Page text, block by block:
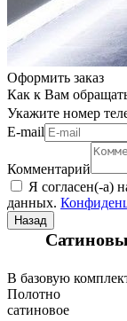
Оформить заказ
Как к Вам
Укажите номер
Е-mail
Комментарий
Я согласен(-а)
данных.
Назад
В базовую
Полотно
сатиновое